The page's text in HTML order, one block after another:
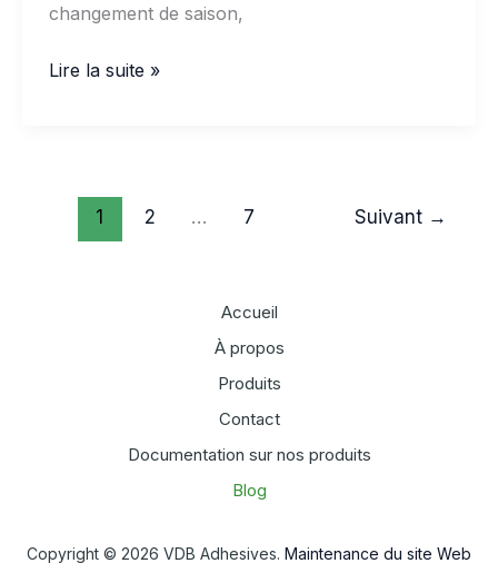
changement de saison,
Utilisation
Belgique
pour
Lire la suite »
1 2 … 7 Suivant →
Accueil
À propos
Produits
Contact
Documentation sur nos produits
Blog
Copyright © 2026 VDB Adhesives. Maintenance du site Web